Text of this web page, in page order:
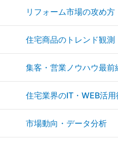
リフォーム市場の攻め方
住宅商品のトレンド観測
集客・営業ノウハウ最前
住宅業界のIT・WEB活用
市場動向・データ分析